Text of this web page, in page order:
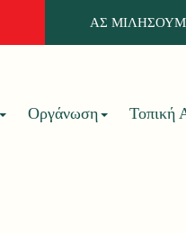
ΑΣ
Οργάνωση Τοπική